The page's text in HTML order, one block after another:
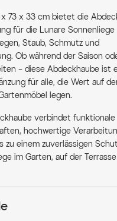
73 x 33 cm bietet die
für die Lunare
Staub, Schmutz und
Ob während der Saison
– diese Abdeckhaube ist
für alle, die Wert auf
legen.
verbindet funktionale
hochwertige
zu einem zuverlässigen
im Garten, auf der